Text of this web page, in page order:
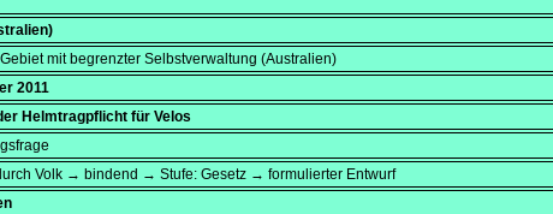
mit begrenzter Selbstverwaltung (Australien)
2011
Helmtragpflicht für Velos
Volk → bindend → Stufe: Gesetz → formulierter Entwurf